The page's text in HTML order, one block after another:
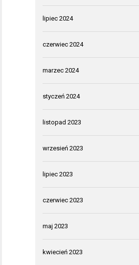
lipiec 2024
czerwiec 2024
marzec 2024
styczeń 2024
listopad 2023
wrzesień 2023
lipiec 2023
czerwiec 2023
maj 2023
kwiecień 2023